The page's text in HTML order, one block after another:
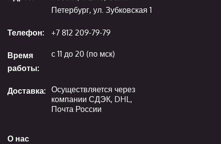
О нас
Петербург, ул. Зубковская 1
Телефон: +7 812 209-79-79
Время
работы:
с 11 до 20 (по мск)
Доставка: Осуществляется через
компании СДЭК, DHL,
Почта России